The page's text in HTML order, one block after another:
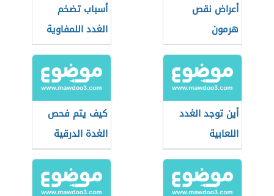
أعراض نقص
هرمون
الإستروجين
أسباب تضخم
الغدد اللمفاوية
أين توجد الغدد
اللعابية
كيف يتم فحص
الغدة الدرقية